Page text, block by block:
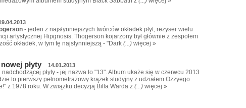
- jeden z najsłynniejszych twórców okładek płyt, reżyser wielu
artystycznej Hipgnosis. Thogerson kojarzony był głównie z zespołem
okładek, w tym tę najsłynniejszą - "Dark (...) więcej »
płyty 14.01.2013
nadchodzącej płyty - jej nazwa to "13". Album ukaże się w czerwcu 2013
to pierwszy pełnometrażowy krążek studyjny z udziałem Ozzyego
z 1978 roku. W związku decyzją Billa Warda z (...) więcej »